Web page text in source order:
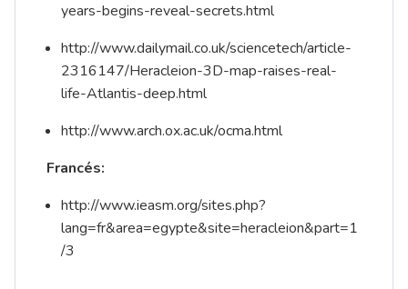
years-begins-reveal-secrets.html
http://www.dailymail.co.uk/sciencetech/article-
2316147/Heracleion-3D-map-raises-real-
life-Atlantis-deep.html
http://www.arch.ox.ac.uk/ocma.html
Francés:
http://www.ieasm.org/sites.php?
lang=fr&area=egypte&site=heracleion&part=1
/3